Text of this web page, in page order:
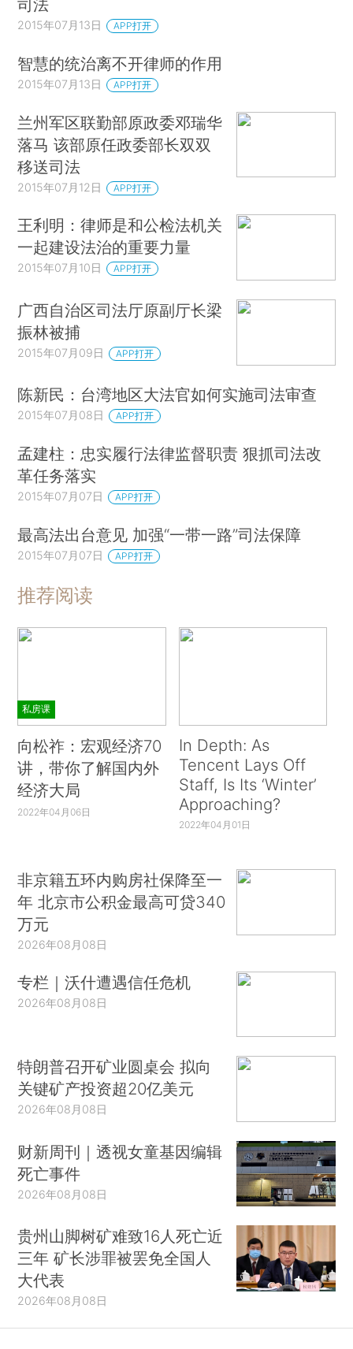
司法
2015年07月13日 APP打开
智慧的统治离不开律师的作用
2015年07月13日 APP打开
兰州军区联勤部原政委邓瑞华
落马 该部原任政委部长双双
移送司法
2015年07月12日 APP打开
王利明：律师是和公检法机关
一起建设法治的重要力量
2015年07月10日 APP打开
广西自治区司法厅原副厅长梁
振林被捕
2015年07月09日 APP打开
陈新民：台湾地区大法官如何实施司法审查
2015年07月08日 APP打开
孟建柱：忠实履行法律监督职责 狠抓司法改
革任务落实
2015年07月07日 APP打开
最高法出台意见 加强“一带一路”司法保障
2015年07月07日 APP打开
推荐阅读
私房课
向松祚：宏观经济70
讲，带你了解国内外
经济大局
2022年04月06日
In Depth: As
Tencent Lays Off
Staff, Is Its ‘Winter’
Approaching?
2022年04月01日
非京籍五环内购房社保降至一
年 北京市公积金最高可贷340
万元
2026年08月08日
专栏｜沃什遭遇信任危机
2026年08月08日
特朗普召开矿业圆桌会 拟向
关键矿产投资超20亿美元
2026年08月08日
财新周刊｜透视女童基因编辑
死亡事件
2026年08月08日
贵州山脚树矿难致16人死亡近
三年 矿长涉罪被罢免全国人
大代表
2026年08月08日